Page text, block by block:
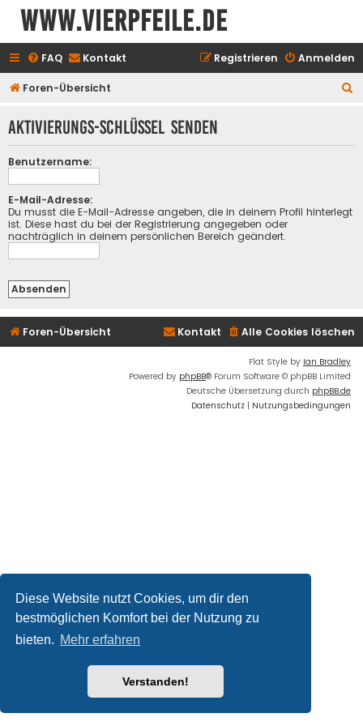
Diese Website nutzt Cookies, um dir den
bestmöglichen Komfort bei der Nutzung zu
bieten. Mehr erfahren
Verstanden!
www.vierpfeile.de
FAQ Kontakt Anmelden
Registrieren
Foren-Übersicht
h
Aktivierungs-Schlüssel senden
Benutzername:
E-Mail-Adresse:
Du musst die E-Mail-Adresse angeben, die in deinem Profil hinterlegt
ist. Diese hast du bei der Registrierung angegeben oder
nachträglich in deinem persönlichen Bereich geändert.
Foren-Übersicht Alle Cookies löschen
Kontakt
Flat Style by Ian Bradley
Powered by phpBB® Forum Software © phpBB Limited
Deutsche Übersetzung durch phpBB.de
Datenschutz | Nutzungsbedingungen